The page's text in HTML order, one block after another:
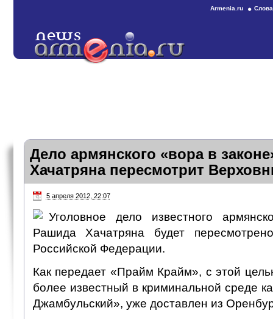
Armenia.ru
Дело армянского «вора в
Хачатряна пересмотрит
5 апреля 2012, 22:07
Уголовное дело известного
Рашида Хачатряна будет
Российской Федерации.
Как передает «Прайм Крайм», с этой
более известный в криминальной среде
Джамбульский», уже доставлен из